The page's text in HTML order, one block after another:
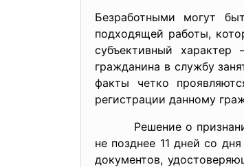
Безработными могут
подходящей работы,
субъективный
гражданина в службу
факты четко
регистрации данному
Решение о признании
не позднее 11 дней со
документов,